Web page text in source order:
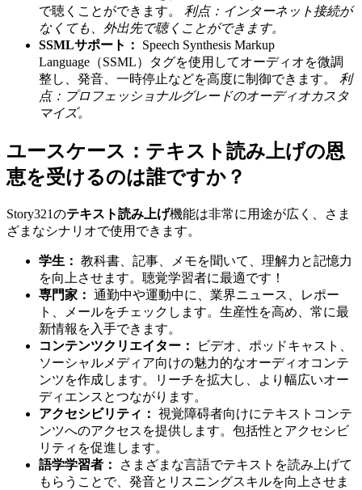
で聴くことができます。 利点：インターネット接続が
なくても、外出先で聴くことができます。
SSMLサポート：
Speech Synthesis Markup
Language（SSML）タグを使用してオーディオを微調
整し、発音、一時停止などを高度に制御できます。 利
点：プロフェッショナルグレードのオーディオカスタ
マイズ。
ユースケース：テキスト読み上げの恩
恵を受けるのは誰ですか？
Story321のテキスト読み上げ機能は非常に用途が広く、さま
ざまなシナリオで使用できます。
学生： 教科書、記事、メモを聞いて、理解力と記憶力
を向上させます。聴覚学習者に最適です！
専門家： 通勤中や運動中に、業界ニュース、レポー
ト、メールをチェックします。生産性を高め、常に最
新情報を入手できます。
コンテンツクリエイター：
ビデオ、ポッドキャスト、
ソーシャルメディア向けの魅力的なオーディオコンテ
ンツを作成します。リーチを拡大し、より幅広いオー
ディエンスとつながります。
アクセシビリティ： 視覚障碍者向けにテキストコンテ
ンツへのアクセスを提供します。包括性とアクセシビ
リティを促進します。
語学学習者：
さまざまな言語でテキストを読み上げて
もらうことで、発音とリスニングスキルを向上させま